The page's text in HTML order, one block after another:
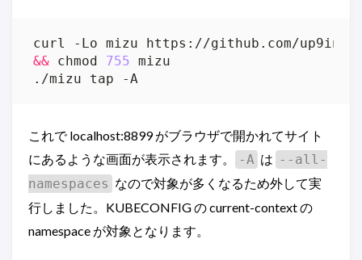
curl -Lo mizu https://github.com/up9inc/
&& chmod 755
./mizu tap -A
これで localhost:8899 がブラウザで開かれてサイト
にあるような画面が表示されます。
-A は --all-
namespaces なので対象が多くなるため外して実
行しました。KUBECONFIG の current-context の
namespace が対象となります。